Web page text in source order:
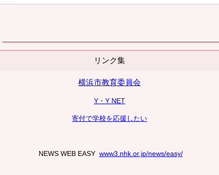
リンク集
横浜市教育委員会
Y・Y NET
寄付で学校を応援したい
NEWS WEB EASY www3.nhk.or.jp/news/easy/